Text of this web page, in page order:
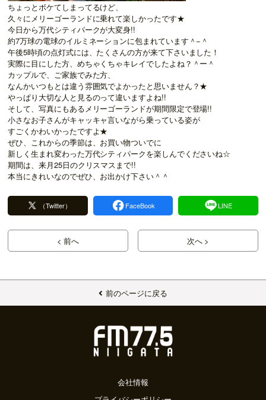
ちょっとボケてしまってるけど、
久々にメリーゴーランドに乗れて楽しかったです★
今日から万代シティパークが大変身!!
約7万球の電球のイルミネーションに包まれています＾−＾
午後5時頃の点灯式には、たくさんの方が来て下さいました！
実際に目にした方、めちゃくちゃキレイでしたよね？＾ー＾
カップルで、ご家族でみた方、
なんかいつもとは違う雰囲気でよかったと思いません？★
やっぱり大切な人と見るのって違いますよね!!
そして、写真にもあるメリーゴーランドが期間限定で登場!!
小さなお子さんがキャッキャ言いながら乗っている姿が
すごくかわいかったですよ★
ぜひ、これからの季節は、お買い物ついでに
新しく生まれ変わった万代シティパークを楽しんでくださいね☆
期間は、来月25日のクリスマスまで!!
本当にきれいなのでぜひ、お出かけ下さい＾＾
（Twitter） FaceBook LINE
< 前へ 次へ >
前のページに戻る
会社情報